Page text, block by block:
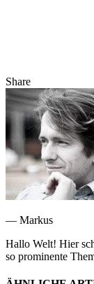
Share
— Markus
Hallo Welt! Hier
so prominente